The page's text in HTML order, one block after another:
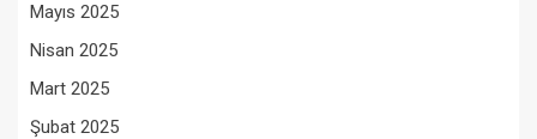
Mayıs 2025
Nisan 2025
Mart 2025
Şubat 2025